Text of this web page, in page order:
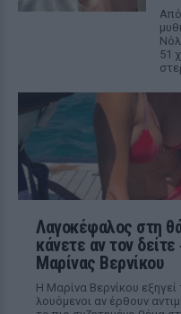
51
Λαγοκέφαλος στη
κάνετε αν τον
Μαρίνας Βερνίκου
Η Μαρίνα Βερνίκου εξηγεί
λουόμενοι αν έρθουν